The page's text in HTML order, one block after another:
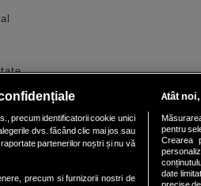
precum identificatorii cookie unici
dvs. făcând clic mai jos sau
partenerilor noștri și nu vă
precum si furnizorii nostri de
Atât
pentru
Crearea
date